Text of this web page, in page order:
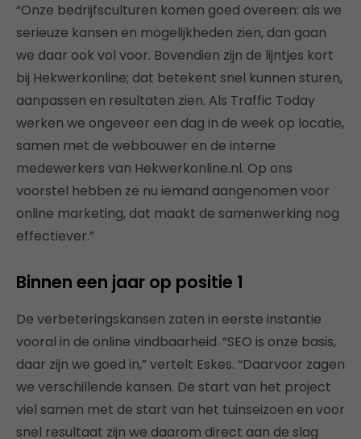
“Onze bedrijfsculturen komen goed overeen: als we
serieuze kansen en mogelijkheden zien, dan gaan
we daar ook vol voor. Bovendien zijn de lijntjes kort
bij Hekwerkonline; dat betekent snel kunnen sturen,
aanpassen en resultaten zien. Als Traffic Today
werken we ongeveer een dag in de week op locatie,
samen met de webbouwer en de interne
medewerkers van Hekwerkonline.nl. Op ons
voorstel hebben ze nu iemand aangenomen voor
online marketing, dat maakt de samenwerking nog
effectiever.”
Binnen een jaar op positie 1
De verbeteringskansen zaten in eerste instantie
vooral in de online vindbaarheid. “SEO is onze basis,
daar zijn we goed in,” vertelt Eskes. “Daarvoor zagen
we verschillende kansen. De start van het project
viel samen met de start van het tuinseizoen en voor
snel resultaat zijn we daarom direct aan de slag